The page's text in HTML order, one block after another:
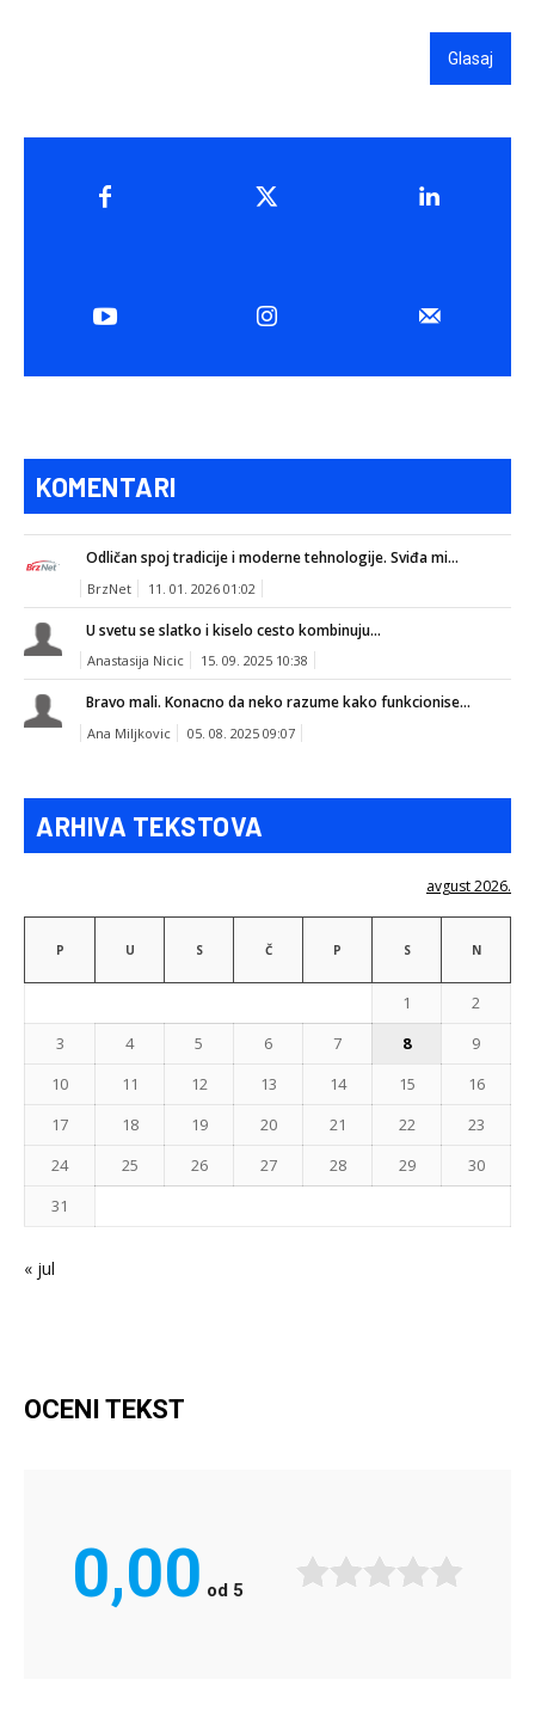
Glasaj
KOMENTARI
Odličan spoj tradicije i moderne tehnologije. Sviđa mi...
BrzNet 11. 01. 2026 01:02
U svetu se slatko i kiselo cesto kombinuju...
Anastasija Nicic 15. 09. 2025 10:38
Bravo mali. Konacno da neko razume kako funkcionise...
Ana Miljkovic 05. 08. 2025 09:07
ARHIVA TEKSTOVA
avgust 2026.
P U S Č P S N
1
2
3
4 5 6 7 8
9
10
11 12 13 14 15
16
17
18 19 20 21 22
23
24
25 26 27 28 29
30
31
« jul
OCENI TEKST
0,00 od 5